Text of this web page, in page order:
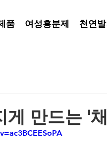
품 여성흥분제 천연
게 만드는 '